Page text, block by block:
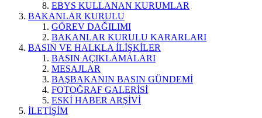
EBYS KULLANAN KURUMLAR
BAKANLAR KURULU
GÖREV DAĞILIMI
BAKANLAR KURULU KARARLARI
BASIN VE HALKLA İLİŞKİLER
BASIN AÇIKLAMALARI
MESAJLAR
BAŞBAKANIN BASIN GÜNDEMİ
FOTOĞRAF GALERİSİ
ESKİ HABER ARŞİVİ
İLETİŞİM